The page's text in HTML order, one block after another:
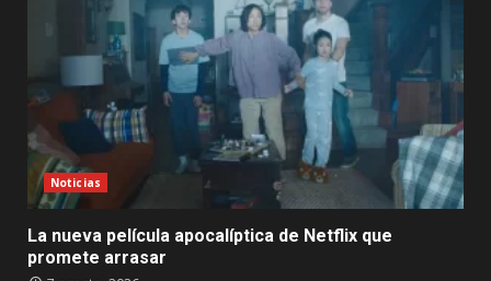
Noticias
La nueva película apocalíptica de Netflix que
promete arrasar